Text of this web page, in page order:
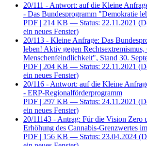
20/111 - Antwort: auf die Kleine
- Das Bundesprogramm "Demokratie
PDF | 214 KB — Status: 22.11.2021
ein neues Fenster)
20/113 - Kleine Anfrage: Das
leben! Aktiv gegen
Menschenfeindlichkeit", Stand 30.
PDF | 204 KB — Status: 22.11.2021
ein neues Fenster)
20/116 - Antwort: auf die Kleine
- ERP-Regionalförderprogramm
PDF | 297 KB — Status: 24.11.2021
ein neues Fenster)
20/11143 - Antrag: Für die Vision Zero
Erhöhung des Cannabis-Grenzwertes
PDF | 156 KB — Status: 23.04.2024